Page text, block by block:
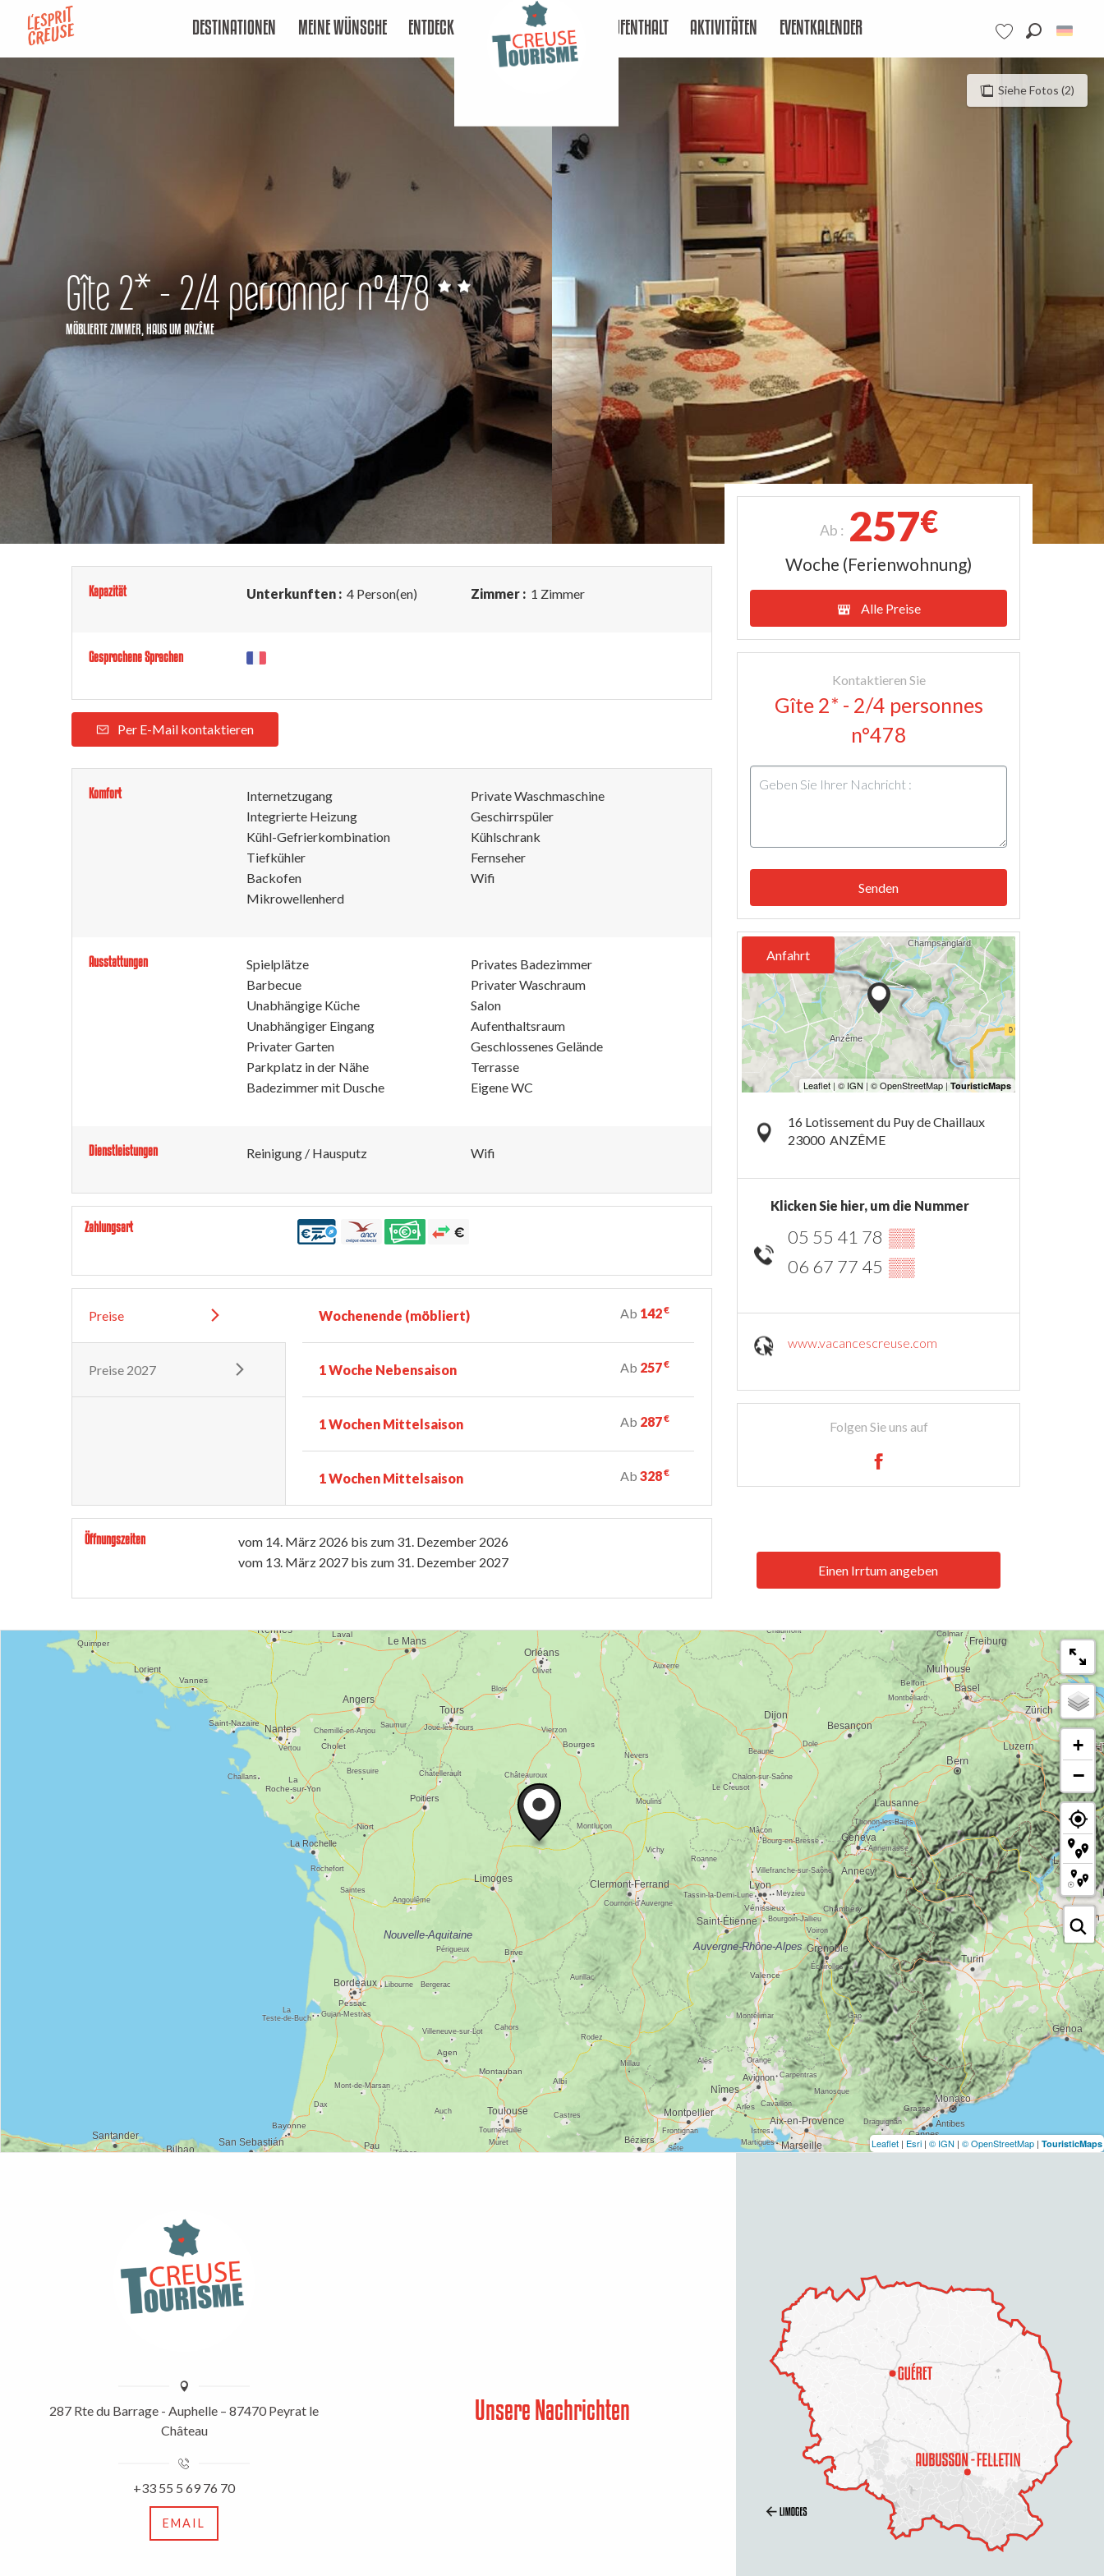
contenu
Voir les favoris
DESTINATIONEN MEINE WÜNSCHE ENTDECKEN AUFENTHALT AKTIVITÄTEN EVENTKALENDER
Siehe Fotos (2)
Gîte 2* - 2/4 personnes n°478
MÖBLIERTE ZIMMER, HAUSUM ANZÊME
Kapazität Unterkunften : 4 Person(en) Zimmer : 1 Zimmer
Gesprochene Sprachen
Per E-Mail kontaktieren
Komfort
Internetzugang
Integrierte Heizung
Kühl-Gefrierkombination
Tiefkühler
Backofen
Mikrowellenherd
Private Waschmaschine
Geschirrspüler
Kühlschrank
Fernseher
Wifi
Ausstattungen
Spielplätze
Barbecue
Unabhängige Küche
Unabhängiger Eingang
Privater Garten
Parkplatz in der Nähe
Badezimmer mit Dusche
Privates Badezimmer
Privater Waschraum
Salon
Aufenthaltsraum
Geschlossenes Gelände
Terrasse
Eigene WC
Dienstleistungen Reinigung / Hausputz Wifi
Zahlungsart
Preise
Preise 2027
Wochenende (möbliert) Ab 142€
1 Woche Nebensaison Ab 257€
1 Wochen Mittelsaison Ab 287€
1 Wochen Mittelsaison Ab328€
Öffnungszeiten vom 14. März 2026 bis zum 31. Dezember 2026
vom 13. März 2027 bis zum 31. Dezember 2027
Ab : 257€
Woche (Ferienwohnung)
Alle Preise
Kontaktieren Sie
Gîte 2* - 2/4 personnes
n°478
Senden
Anfahrt
16 Lotissement du Puy de Chaillaux
23000 ANZÊME
Klicken Sie hier, um die Nummer
05 55 41 78 ▒▒
06 67 77 45 ▒▒
www.vacancescreuse.com
Folgen Sie uns auf
Einen Irrtum angeben
+
−
Leaflet | Esri | © IGN | © OpenStreetMap | TouristicMaps
287 Rte du Barrage - Auphelle – 87470 Peyrat le
Château
+33 55 5 69 76 70
EMAIL
Unsere Nachrichten